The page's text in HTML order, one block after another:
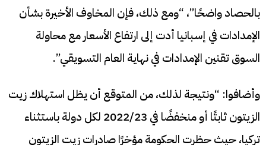
بالحصاد واضحًا”، “ومع ذلك، فإن المخاوف الأخيرة بشأن
الإمدادات في إسبانيا أدت إلى ارتفاع الأسعار مع محاولة
السوق تقنين الإمدادات في نهاية العام التسويقي”.
وأضافوا: “ونتيجة لذلك، من المتوقع أن يظل استهلاك زيت
الزيتون ثابتًا أو منخفضًا في 2022/23 لكل دولة باستثناء
تركيا، حيث حظرت الحكومة مؤخرًا صادرات زيت الزيتون